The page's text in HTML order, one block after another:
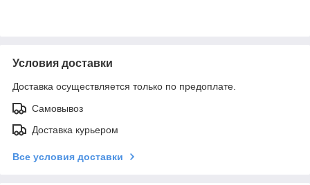
Условия доставки
Доставка осуществляется только по предоплате.
Самовывоз
Доставка курьером
Все условия доставки